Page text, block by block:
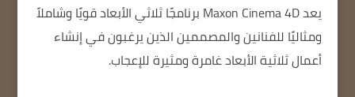
يعد Maxon Cinema 4D برنامجًا ثلاثي الأبعاد قويًا وشاملاً
ومثاليًا للفنانين والمصممين الذين يرغبون في إنشاء
أعمال ثلاثية الأبعاد غامرة ومثيرة للإعجاب.